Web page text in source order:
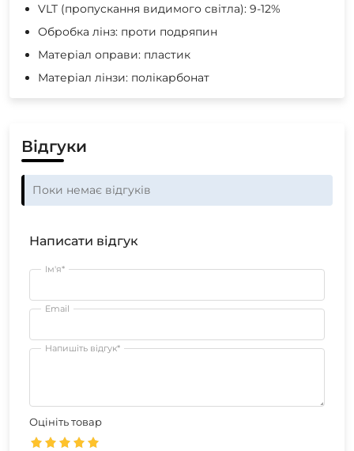
VLT (пропускання видимого світла): 9-12%
Обробка лінз: проти подряпин
Матеріал оправи: пластик
Матеріал лінзи: полікарбонат
Відгуки
Поки немає відгуків
Написати відгук
Ім'я*
Email
Напишіть відгук*
Оцініть товар